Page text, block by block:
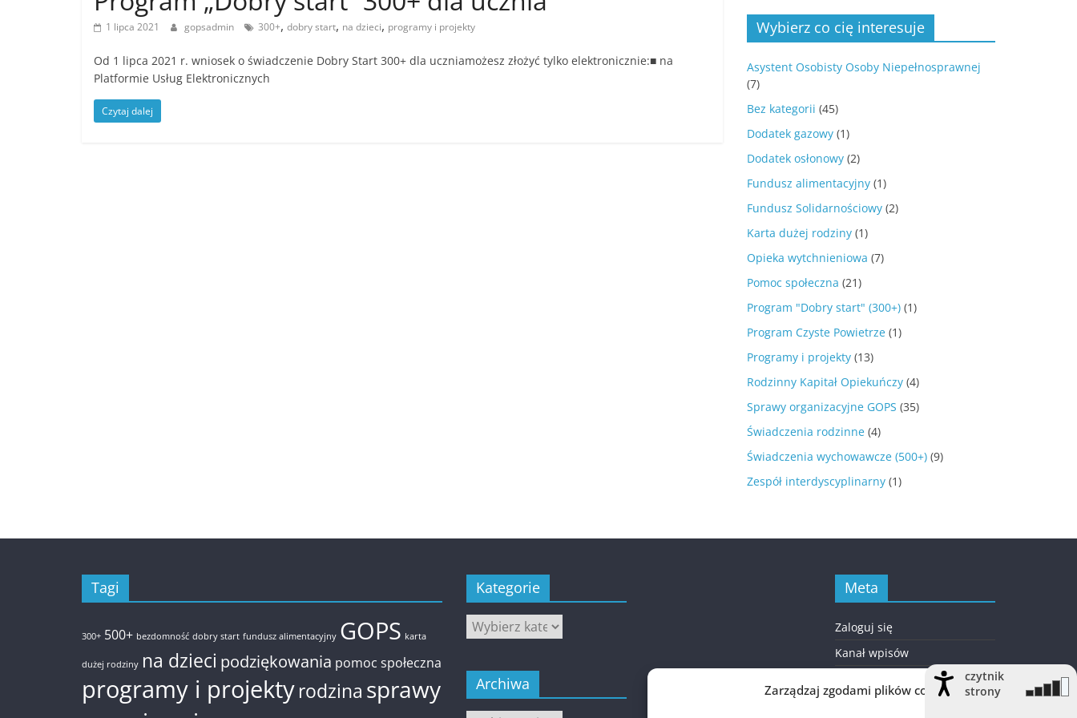
Zarządzaj zgodami plików cookie
1 lipca 2021 gopsadmin 300+, dobry start, na dzieci, programy i projekty
Od 1 lipca 2021 r. wniosek o świadczenie Dobry Start 300+ dla uczniamożesz złożyć tylko elektronicznie:■ na
Platformie Usług Elektronicznych
Czytaj dalej
Wybierz co cię interesuje
Asystent Osobisty Osoby Niepełnosprawnej
(7)
Bez kategorii (45)
Dodatek gazowy (1)
Dodatek osłonowy (2)
Fundusz alimentacyjny (1)
Fundusz Solidarnościowy (2)
Karta dużej rodziny (1)
Opieka wytchnieniowa (7)
Pomoc społeczna (21)
Program "Dobry start" (300+) (1)
Program Czyste Powietrze (1)
Programy i projekty (13)
Rodzinny Kapitał Opiekuńczy (4)
Sprawy organizacyjne GOPS (35)
Świadczenia rodzinne (4)
Świadczenia wychowawcze (500+) (9)
Zespół interdyscyplinarny (1)
Tagi
300+ 500+ bezdomność dobry start fundusz alimentacyjny GOPS karta
dużej rodziny na dzieci podziękowania pomoc społeczna
programy i projektyrodzina sprawy
Kategorie
Kategorie
Archiwa
Meta
Zaloguj się
Kanał wpisów
czytnik
strony